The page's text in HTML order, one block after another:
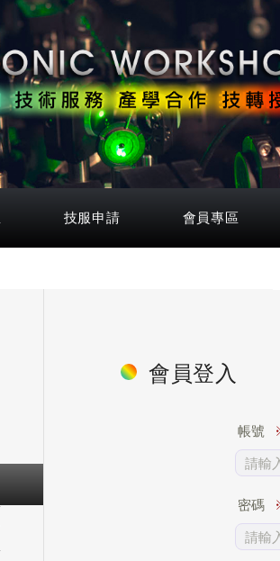
技服申請 會員專區
會員登入
帳號
密碼